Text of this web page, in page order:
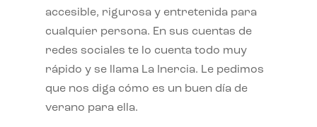
accesible, rigurosa y entretenida para
cualquier persona. En sus cuentas de
redes sociales te lo cuenta todo muy
rápido y se llama La Inercia. Le pedimos
que nos diga cómo es un buen día de
verano para ella.